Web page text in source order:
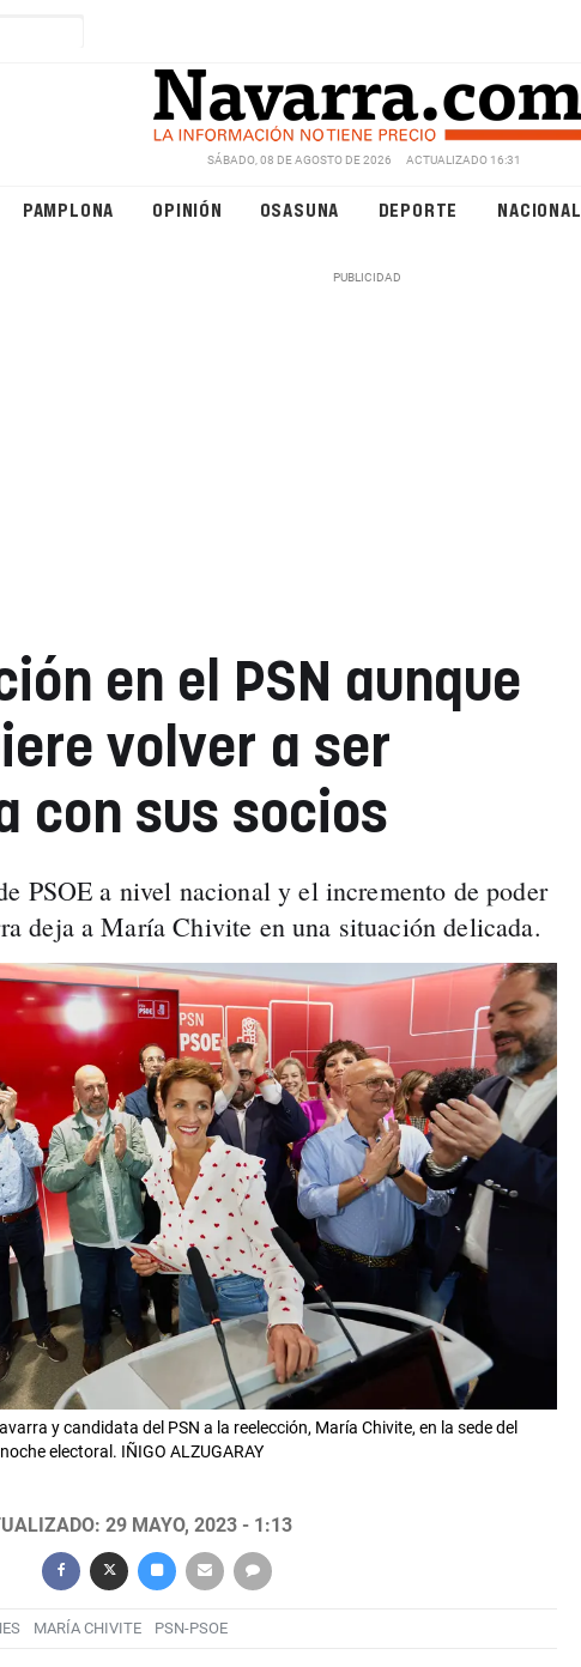
SÁBADO, 08 DE AGOSTO DE 2026 ACTUALIZADO 16:31
PAMPLONA OPINIÓN OSASUNA DEPORTE NACIONAL
en el PSN aunque
volver a ser
con sus socios
PSOE a nivel nacional y el incremento de poder
deja a María Chivite en una situación delicada.
y candidata del PSN a la reelección, María Chivite, en la sede del
electoral. IÑIGO ALZUGARAY
29 MAYO, 2023 - 1:13
MARÍA CHIVITE PSN-PSOE